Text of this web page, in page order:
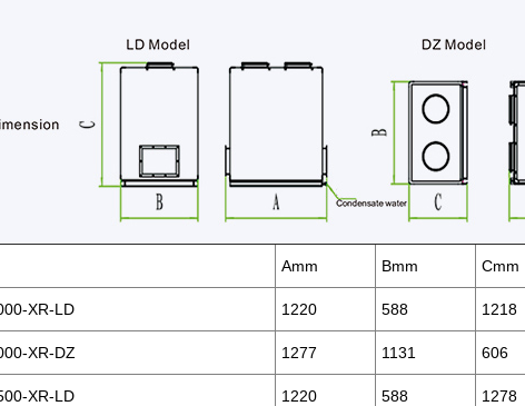
Amm Bmm Cmm
XR-LD 1220 588 1218
XR-DZ 1277 1131 606
XR-LD 1220 588 1278